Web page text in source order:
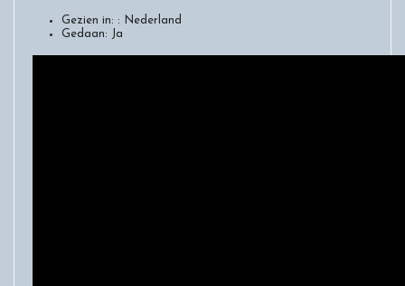
Gezien in: :
Nederland
Gedaan: Ja